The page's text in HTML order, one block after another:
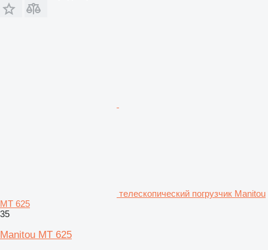
телескопический погрузчик Manitou
MT 625
35
Manitou MT 625